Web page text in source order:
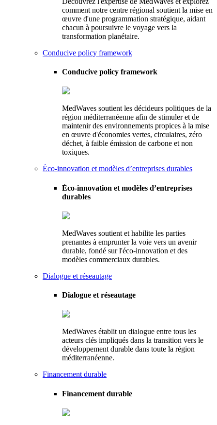
comment notre centre régional soutient la mise en
œuvre d'une programmation stratégique, aidant
chacun à poursuivre le voyage vers la
transformation planétaire.
Conducive policy framework
Conducive policy framework
MedWaves soutient les décideurs politiques de la
région méditerranéenne afin de stimuler et de
maintenir des environnements propices à la mise
en œuvre d'économies vertes, circulaires, zéro
déchet, à faible émission de carbone et non
toxiques.
Éco-innovation et modèles d’entreprises durables
Éco-innovation et modèles d’entreprises
durables
MedWaves soutient et habilite les parties
prenantes à emprunter la voie vers un avenir
durable, fondé sur l'éco-innovation et des
modèles commerciaux durables.
Dialogue et réseautage
Dialogue et réseautage
MedWaves établit un dialogue entre tous les
acteurs clés impliqués dans la transition vers le
développement durable dans toute la région
méditerranéenne.
Financement durable
Financement durable